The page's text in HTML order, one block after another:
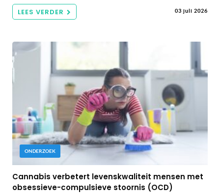
LEES VERDER 03 juli 2026
ONDERZOEK
Cannabis verbetert levenskwaliteit mensen met
obsessieve-compulsieve stoornis (OCD)